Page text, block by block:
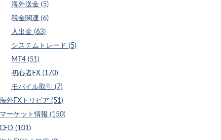
海外送金 (5)
税金関連 (6)
入出金 (63)
システムトレード (5)
MT4 (51)
初心者FX (170)
モバイル取引 (7)
海外FXトリビア (51)
マーケット情報 (150)
CFD (101)